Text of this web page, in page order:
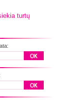
turtų